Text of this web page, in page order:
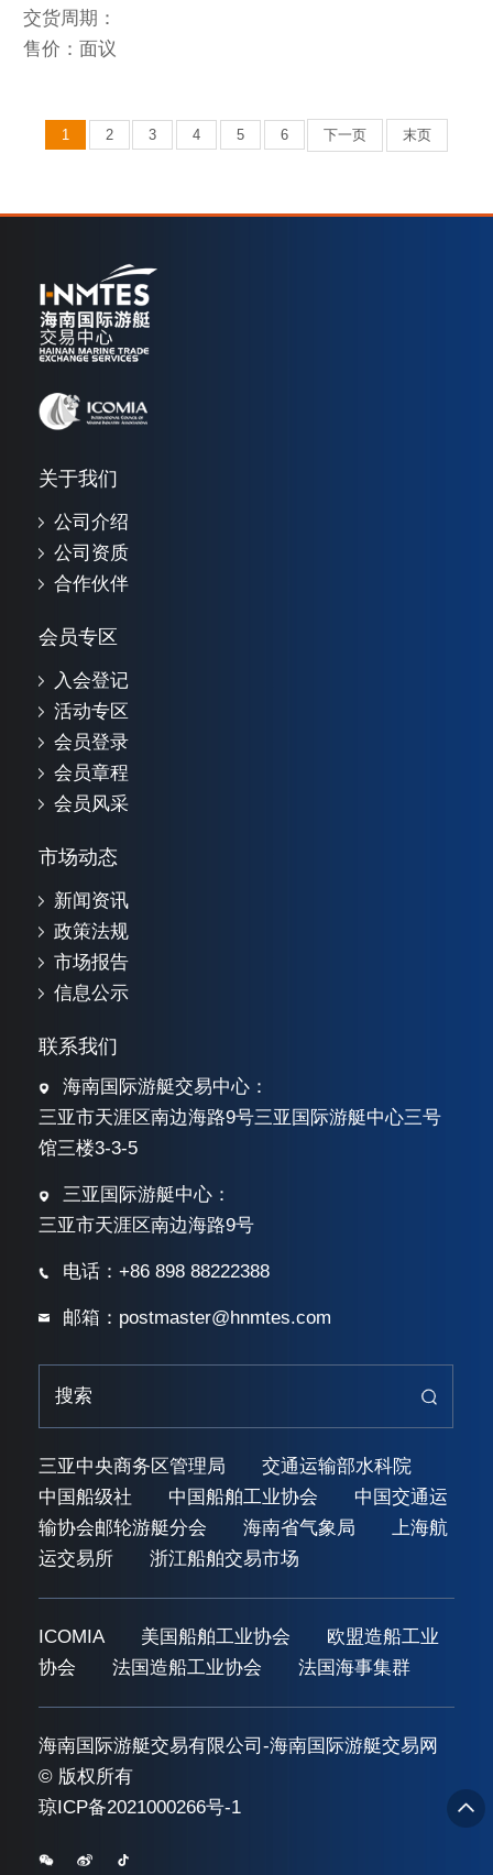
交货周期：
售价：面议
1 2 3 4 5 6 下一页 末页
关于我们
公司介绍
公司资质
合作伙伴
会员专区
入会登记
活动专区
会员登录
会员章程
会员风采
市场动态
新闻资讯
政策法规
市场报告
信息公示
联系我们
海南国际游艇交易中心：
三亚市天涯区南边海路9号三亚国际游艇中心三号
馆三楼3-3-5
三亚国际游艇中心：
三亚市天涯区南边海路9号
电话：+86 898 88222388
邮箱：postmaster@hnmtes.com
三亚中央商务区管理局
交通运输部水科院
中国船级社
中国船舶工业协会
中国交通运
输协会邮轮游艇分会
海南省气象局
上海航
运交易所
浙江船舶交易市场
ICOMIA 美国船舶工业协会
欧盟造船工业
协会
法国造船工业协会 法国海事集群
海南国际游艇交易有限公司-海南国际游艇交易网
© 版权所有
琼ICP备2021000266号-1